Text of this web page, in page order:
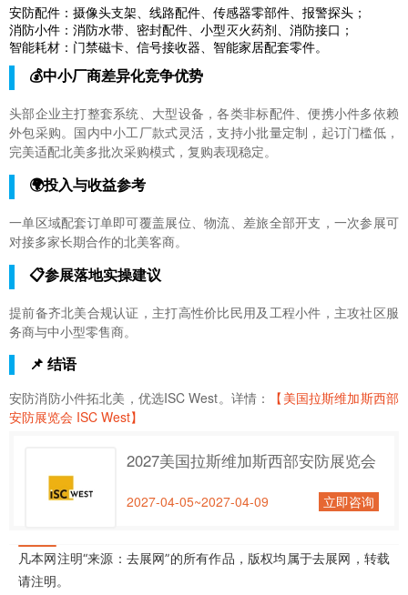
安防配件：摄像头支架、线路配件、传感器零部件、报警探头；
消防小件：消防水带、密封配件、小型灭火药剂、消防接口；
智能耗材：门禁磁卡、信号接收器、智能家居配套零件。
💰中小厂商差异化竞争优势
头部企业主打整套系统、大型设备，各类非标配件、便携小件多依赖
外包采购。国内中小工厂款式灵活，支持小批量定制，起订门槛低，
完美适配北美多批次采购模式，复购表现稳定。
🌍投入与收益参考
一单区域配套订单即可覆盖展位、物流、差旅全部开支，一次参展可
对接多家长期合作的北美客商。
📋参展落地实操建议
提前备齐北美合规认证，主打高性价比民用及工程小件，主攻社区服
务商与中小型零售商。
📌 结语
安防消防小件拓北美，优选ISC West。详情：
【美国拉斯维加斯西部
安防展览会 ISC West】
2027美国拉斯维加斯西部安防展览会
2027-04-05~2027-04-09 立即咨询
凡本网注明“来源：去展网”的所有作品，版权均属于去展网，转载
请注明。